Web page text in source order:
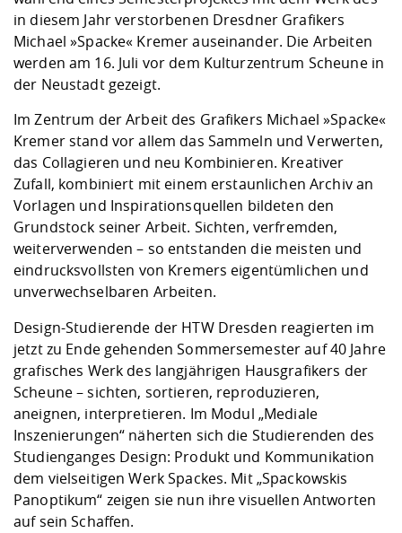
Vorbereitung
Studien- und
und Physik
Digitales Lernen
Fremdsprachen
Jobs, Praktika,
Studieren in
Lebenslagen
Studentenwerk
Angebote der
Arbeit
Career Service
Lehren,
Formulare und
Internationale
Formulare und
FIS -
Prototyping und
Kooperationen
Kontakt &
Klimaschutz &
Förderverein
Gremien und
Informatik/
Maschinenbau
Angebote für Unternehmen
Kontakt und Anfahrt
Qualitätssicherung
in diesem Jahr verstorbenen Dresdner Grafikers
Michael »Spacke« Kremer auseinander. Die Arbeiten
werden am 16. Juli vor dem Kulturzentrum Scheune in
der Neustadt gezeigt.
Im Zentrum der Arbeit des Grafikers Michael »Spacke«
Kremer stand vor allem das Sammeln und Verwerten,
das Collagieren und neu Kombinieren. Kreativer
Zufall, kombiniert mit einem erstaunlichen Archiv an
Vorlagen und Inspirationsquellen bildeten den
Grundstock seiner Arbeit. Sichten, verfremden,
weiterverwenden – so entstanden die meisten und
eindrucksvollsten von Kremers eigentümlichen und
unverwechselbaren Arbeiten.
Design-Studierende der HTW Dresden reagierten im
jetzt zu Ende gehenden Sommersemester auf 40 Jahre
grafisches Werk des langjährigen Hausgrafikers der
Scheune – sichten, sortieren, reproduzieren,
aneignen, interpretieren. Im Modul „Mediale
Inszenierungen“ näherten sich die Studierenden des
Studienganges Design: Produkt und Kommunikation
dem vielseitigen Werk Spackes. Mit „Spackowskis
Panoptikum“ zeigen sie nun ihre visuellen Antworten
auf sein Schaffen.